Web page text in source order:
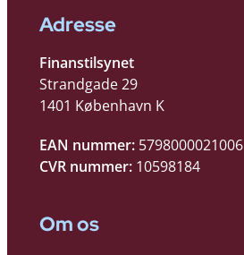
Adresse
Finanstilsynet
Strandgade 29
1401 København K
EAN nummer: 5798000021006
CVR nummer: 10598184
Om os